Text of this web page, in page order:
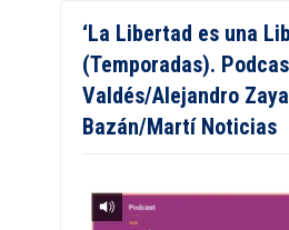
‘La Libertad es una
(Temporadas).
Valdés/Alejandro
Bazán/Martí Noticias